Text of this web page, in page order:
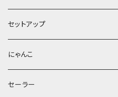
セットアップ
にゃんこ
セーラー